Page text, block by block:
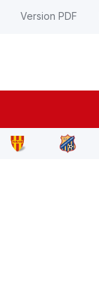
Version PDF